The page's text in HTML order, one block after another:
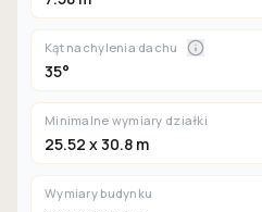
Kąt nachylenia dachu
35°
Minimalne wymiary działki
25.52 x 30.8 m
Wymiary budynku